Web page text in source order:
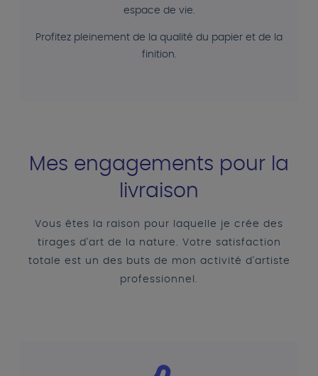
espace de vie.
Profitez pleinement de la qualité du papier et de la
finition.
Mes engagements pour la
livraison
Vous êtes la raison pour laquelle je crée des
tirages d'art de la nature. Votre satisfaction
totale est un des buts de mon activité d'artiste
professionnel.